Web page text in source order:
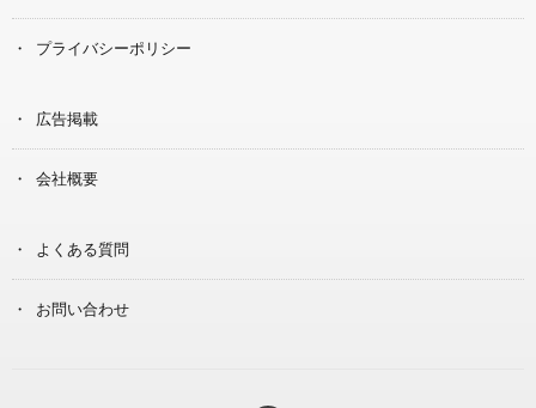
プライバシーポリシー
広告掲載
会社概要
よくある質問
お問い合わせ